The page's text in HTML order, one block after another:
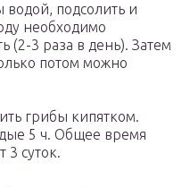
водой, подсолить и
необходимо
(2-3 раза в день). Затем
потом можно
грибы кипятком.
5 ч. Общее время
3 суток.